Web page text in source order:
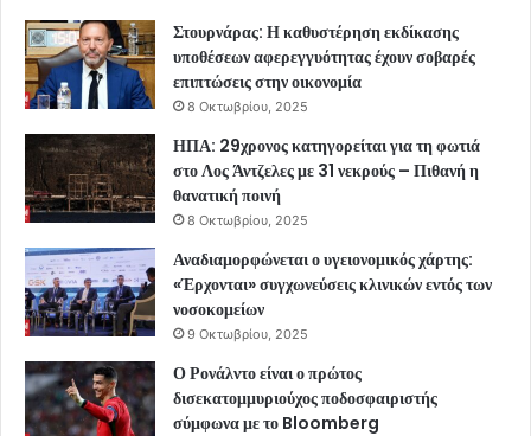
Στουρνάρας: Η καθυστέρηση εκδίκασης
υποθέσεων αφερεγγυότητας έχουν σοβαρές
επιπτώσεις στην οικονομία
8 Οκτωβρίου, 2025
ΗΠΑ: 29χρονος κατηγορείται για τη φωτιά
στο Λος Άντζελες με 31 νεκρούς – Πιθανή η
θανατική ποινή
8 Οκτωβρίου, 2025
Αναδιαμορφώνεται ο υγειονομικός χάρτης:
«Έρχονται» συγχωνεύσεις κλινικών εντός των
νοσοκομείων
9 Οκτωβρίου, 2025
Ο Ρονάλντο είναι ο πρώτος
δισεκατομμυριούχος ποδοσφαιριστής
σύμφωνα με το Bloomberg